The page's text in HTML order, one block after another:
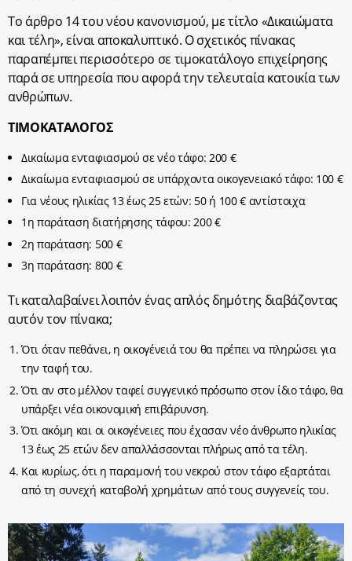
Το άρθρο 14 του νέου κανονισμού, με τίτλο «Δικαιώματα
και τέλη», είναι αποκαλυπτικό. Ο σχετικός πίνακας
παραπέμπει περισσότερο σε τιμοκατάλογο επιχείρησης
παρά σε υπηρεσία που αφορά την τελευταία κατοικία των
ανθρώπων.
ΤΙΜΟΚΑΤΑΛΟΓΟΣ
Δικαίωμα ενταφιασμού σε νέο τάφο: 200 €
Δικαίωμα ενταφιασμού σε υπάρχοντα οικογενειακό τάφο: 100 €
Για νέους ηλικίας 13 έως 25 ετών: 50 ή 100 € αντίστοιχα
1η παράταση διατήρησης τάφου: 200 €
2η παράταση: 500 €
3η παράταση: 800 €
Τι καταλαβαίνει λοιπόν ένας απλός δημότης διαβάζοντας
αυτόν τον πίνακα;
Ότι όταν πεθάνει, η οικογένειά του θα πρέπει να πληρώσει για
την ταφή του.
Ότι αν στο μέλλον ταφεί συγγενικό πρόσωπο στον ίδιο τάφο, θα
υπάρξει νέα οικονομική επιβάρυνση.
Ότι ακόμη και οι οικογένειες που έχασαν νέο άνθρωπο ηλικίας
13 έως 25 ετών δεν απαλλάσσονται πλήρως από τα τέλη.
Και κυρίως, ότι η παραμονή του νεκρού στον τάφο εξαρτάται
από τη συνεχή καταβολή χρημάτων από τους συγγενείς του.